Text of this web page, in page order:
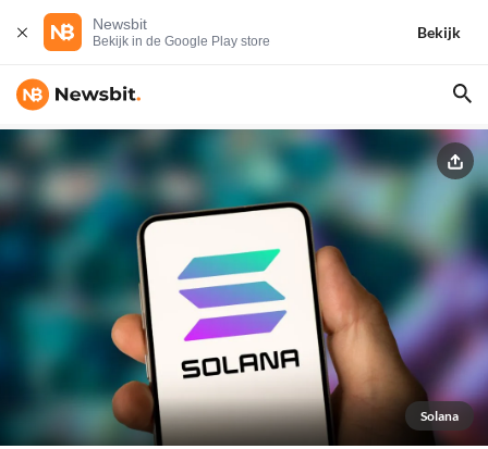
Newsbit
Bekijk in de Google Play store
Bekijk
Solana